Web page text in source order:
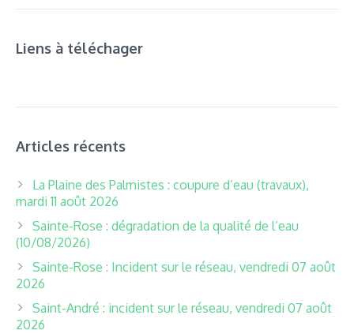
Liens à téléchager
Articles récents
La Plaine des Palmistes : coupure d’eau (travaux),
mardi 11 août 2026
Sainte-Rose : dégradation de la qualité de l’eau
(10/08/2026)
Sainte-Rose : Incident sur le réseau, vendredi 07 août
2026
Saint-André : incident sur le réseau, vendredi 07 août
2026